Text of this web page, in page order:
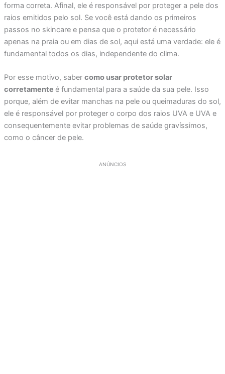
forma correta. Afinal, ele é responsável por proteger a pele dos
raios emitidos pelo sol. Se você está dando os primeiros
passos no skincare e pensa que o protetor é necessário
apenas na praia ou em dias de sol, aqui está uma verdade: ele é
fundamental todos os dias, independente do clima.
Por esse motivo, saber como usar protetor solar
corretamente é fundamental para a saúde da sua pele. Isso
porque, além de evitar manchas na pele ou queimaduras do sol,
ele é responsável por proteger o corpo dos raios UVA e UVA e
consequentemente evitar problemas de saúde gravíssimos,
como o câncer de pele.
ANÚNCIOS